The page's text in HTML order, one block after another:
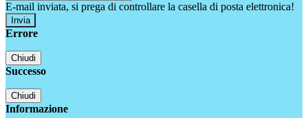
E-mail inviata, si prega di controllare la casella di posta elettronica!
Errore
Chiudi
Successo
Chiudi
Informazione